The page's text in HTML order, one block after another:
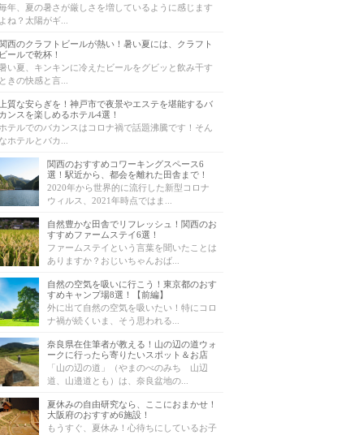
年、夏の暑さが厳しさを増しているように感じます
よね？太陽がギ...
西のクラフトビールが熱い！暑い夏には、クラフト
ビールで乾杯！
い夏、キンキンに冷えたビールをグビッと飲み干す
ときの快感と言...
上質な安らぎを！神戸市で夜景やエステを堪能するバ
カンスを楽しめるホテル4選！
ホテルでのバカンスはコロナ禍で話題沸騰です！そん
なホテルとバカ...
関西のおすすめコワーキングスペース6
選！駅近から、都会を離れた田舎まで！
2020年から世界的に流行した新型コロナ
ウィルス、2021年時点ではま...
自然豊かな田舎でリフレッシュ！関西のお
すすめファームステイ6選！
ファームステイという言葉を聞いたことは
ありますか？おじいちゃんおば...
自然の空気を吸いに行こう！東京都のおす
すめキャンプ場8選！【前編】
外に出て自然の空気を吸いたい！特にコロ
ナ禍が続くいま、そう思われる...
奈良県在住筆者が教える！山の辺の道ウォ
ークに行ったら寄りたいスポット＆お店
「山の辺の道」（やまのべのみち 山辺
道、山邉道とも）は、奈良盆地の...
夏休みの自由研究なら、ここにおまかせ！
大阪府のおすすめ6施設！
もうすぐ、夏休み！心待ちにしているお子